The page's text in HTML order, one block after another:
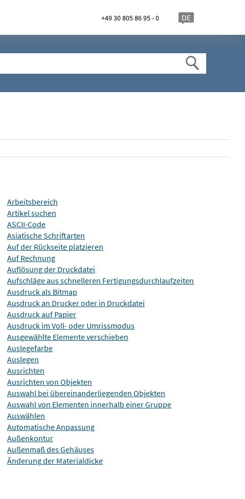
+49 30 805 86 95 - 0 DE
Arbeitsbereich
Artikel suchen
ASCII-Code
Asiatische Schriftarten
Auf der Rückseite platzieren
Auf Rechnung
Auflösung der Druckdatei
Aufschläge aus schnelleren Fertigungsdurchlaufzeiten
Ausdruck als Bitmap
Ausdruck an Drucker oder in Druckdatei
Ausdruck auf Papier
Ausdruck im Voll- oder Umrissmodus
Ausgewählte Elemente verschieben
Auslegefarbe
Auslegen
Ausrichten
Ausrichten von Objekten
Auswahl bei übereinanderliegenden Objekten
Auswahl von Elementen innerhalb einer Gruppe
Auswählen
Automatische Anpassung
Außenkontur
Außenmaß des Gehäuses
Änderung der Materialdicke